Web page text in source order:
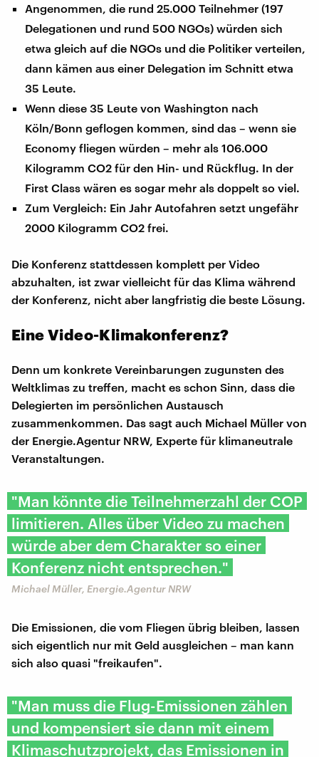
Angenommen, die rund 25.000 Teilnehmer (197
Delegationen und rund 500 NGOs) würden sich
etwa gleich auf die NGOs und die Politiker verteilen,
dann kämen aus einer Delegation im Schnitt etwa
35 Leute.
Wenn diese 35 Leute von Washington nach
Köln/Bonn geflogen kommen, sind das – wenn sie
Economy fliegen würden – mehr als 106.000
Kilogramm CO2 für den Hin- und Rückflug. In der
First Class wären es sogar mehr als doppelt so viel.
Zum Vergleich: Ein Jahr Autofahren setzt ungefähr
2000 Kilogramm CO2 frei.
Die Konferenz stattdessen komplett per Video
abzuhalten, ist zwar vielleicht für das Klima während
der Konferenz, nicht aber langfristig die beste Lösung.
Eine Video-Klimakonferenz?
Denn um konkrete Vereinbarungen zugunsten des
Weltklimas zu treffen, macht es schon Sinn, dass die
Delegierten im persönlichen Austausch
zusammenkommen. Das sagt auch Michael Müller von
der Energie.Agentur NRW, Experte für klimaneutrale
Veranstaltungen.
"Man könnte die Teilnehmerzahl der COP
limitieren. Alles über Video zu machen
würde aber dem Charakter so einer
Konferenz nicht entsprechen."
Michael Müller, Energie.Agentur NRW
Die Emissionen, die vom Fliegen übrig bleiben, lassen
sich eigentlich nur mit Geld ausgleichen – man kann
sich also quasi "freikaufen".
"Man muss die Flug-Emissionen zählen
und kompensiert sie dann mit einem
Klimaschutzprojekt, das Emissionen in